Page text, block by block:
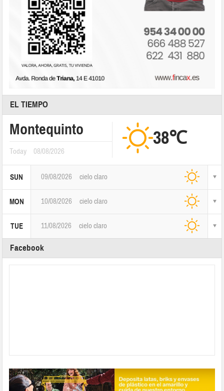
EL TIEMPO
Montequinto
Today 08/08/2026
38℃
SUN 09/08/2026 cielo claro
MON 10/08/2026 cielo claro
TUE 11/08/2026 cielo claro
Facebook